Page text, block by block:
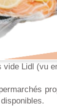
vide Lidl (vu